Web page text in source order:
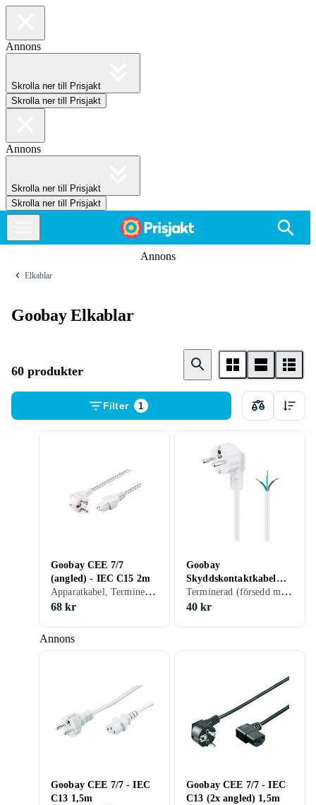
Annons
Skrolla ner till Prisjakt
Skrolla ner till Prisjakt
Annons
Skrolla ner till Prisjakt
Skrolla ner till Prisjakt
Annons
Elkablar
Goobay Elkablar
60 produkter
Filter 1
Annons
Goobay CEE 7/7
(angled) - IEC C15 2m
Apparatkabel, Terminerad (försedd med kontakter), 34
68 kr
Goobay
Skyddskontaktkabel
vinklad för montering,
1,5 m, vit stickkontakt
Terminerad (försedd med kontakter), 40
40 kr
Goobay CEE 7/7 - IEC
C13 1,5m
Goobay CEE 7/7 - IEC
C13 (2x angled) 1,5m